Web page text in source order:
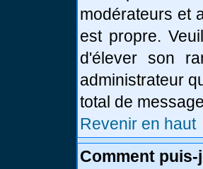
modérateurs et
est propre.
d'élever son
administrateur
total de
Revenir en haut
Comment